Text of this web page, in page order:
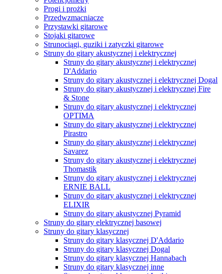
Progi i prożki
Przedwzmacniacze
Przystawki gitarowe
Stojaki gitarowe
Strunociągi, guziki i zatyczki gitarowe
Struny do gitary akustycznej i elektrycznej
Struny do gitary akustycznej i elektrycznej
D'Addario
Struny do gitary akustycznej i elektrycznej Dogal
Struny do gitary akustycznej i elektrycznej Fire
& Stone
Struny do gitary akustycznej i elektrycznej
OPTIMA
Struny do gitary akustycznej i elektrycznej
Pirastro
Struny do gitary akustycznej i elektrycznej
Savarez
Struny do gitary akustycznej i elektrycznej
Thomastik
Struny do gitary akustycznej i elektrycznej
ERNIE BALL
Struny do gitary akustycznej i elektrycznej
ELIXIR
Struny do gitary akustycznej Pyramid
Struny do gitary elektrycznej basowej
Struny do gitary klasycznej
Struny do gitary klasycznej D'Addario
Struny do gitary klasycznej Dogal
Struny do gitary klasycznej Hannabach
Struny do gitary klasycznej inne